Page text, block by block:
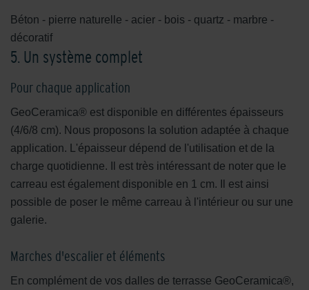
Béton - pierre naturelle - acier - bois - quartz - marbre -
décoratif
5. Un système complet
Pour chaque application
GeoCeramica® est disponible en différentes épaisseurs
(4/6/8 cm). Nous proposons la solution adaptée à chaque
application. L'épaisseur dépend de l'utilisation et de la
charge quotidienne. Il est très intéressant de noter que le
carreau est également disponible en 1 cm. Il est ainsi
possible de poser le même carreau à l'intérieur ou sur une
galerie.
Marches d'escalier et éléments
En complément de vos dalles de terrasse GeoCeramica®,